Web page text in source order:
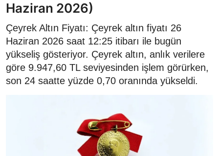
Haziran 2026)
Çeyrek Altın Fiyatı: Çeyrek altın fiyatı 26
Haziran 2026 saat 12:25 itibarı ile bugün
yükseliş gösteriyor. Çeyrek altın, anlık verilere
göre 9.947,60 TL seviyesinden işlem görürken,
son 24 saatte yüzde 0,70 oranında yükseldi.